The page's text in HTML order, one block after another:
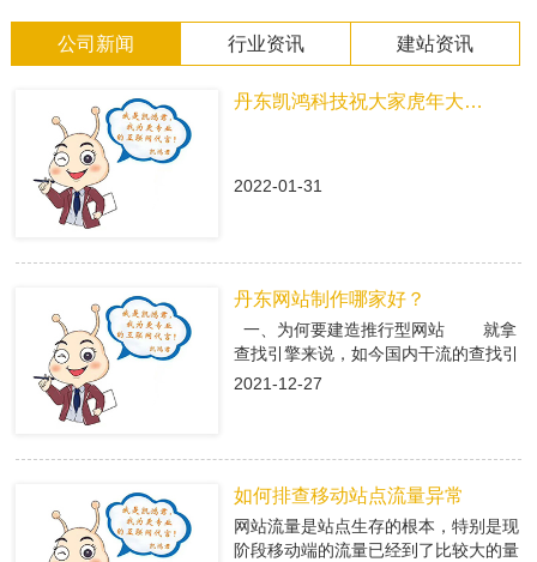
公司新闻 行业资讯 建站资讯
丹东凯鸿科技祝大家虎年大吉！
2022-01-31
丹东网站制作哪家好？
一、为何要建造推行型网站 就拿
查找引擎来说，如今国内干流的查找引
擎baidu、360、搜狗有着大量的用户
导进入推行型网站中，使用推行型网站
有的优势，转化成客户; 二、丹东
网站制作是怎么挑选专业的搭站公司
2021-12-27
如何排查移动站点流量异常
网站流量是站点生存的根本，特别是现
阶段移动端的流量已经到了比较大的量